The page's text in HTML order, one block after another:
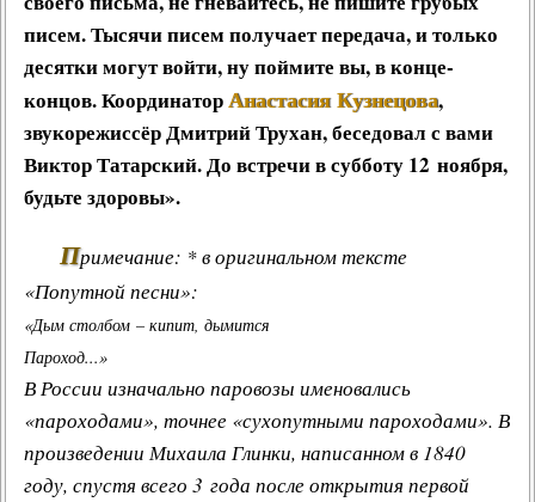
писем. Тысячи писем получает передача, и только
десятки могут войти, ну поймите вы, в конце-
концов. КоординаторАнастасия Кузнецова,
звукорежиссёрДмитрий Трухан, беседовал с вами
Виктор Татарский. До встречи в субботу 12 ноября,
будьте здоровы».
Примечание: * в оригинальном тексте
«Попутной песни»:
«Дым столбом – кипит, дымится
Пароход...»
В России изначально паровозы именовались
«пароходами», точнее «сухопутными пароходами». В
произведении Михаила Глинки, написанном в 1840
году, спустя всего 3 года после открытия первой